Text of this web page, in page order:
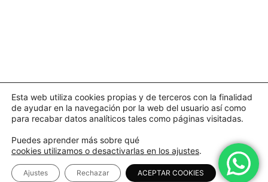
Esta web utiliza cookies propias y de terceros con la finalidad
de ayudar en la navegación por la web del usuario así como
para recabar datos analíticos tales como páginas visitadas.
Puedes aprender más sobre qué
cookies utilizamos o desactivarlas en los ajustes.
ACEPTAR COOKIES
Rechazar
Ajustes